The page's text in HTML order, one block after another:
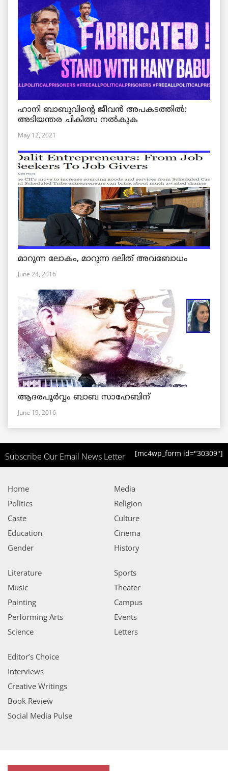
ഹാനി ബാബുവിന്റെ ജീവൻ അപകടത്തിൽ:
അടിയന്തര ചികിത്സ നൽകുക
May 12, 2021
മാറുന്ന ലോകം, മാറുന്ന ദലിത് അവബോധം
June 24, 2016
ആദരപൂര്‍വ്വം ബാബ സാഹേബിന്
June 19, 2016
Subscribe Our Email News Letter [mc4wp_form id="30309"]
Home
Politics
Caste
Education
Gender
Media
Religion
Culture
Cinema
History
Literature
Music
Painting
Performing Arts
Science
Sports
Theater
Campus
Events
Letters
Editor’s Choice
Interviews
Creative Writings
Book Review
Social Media Pulse